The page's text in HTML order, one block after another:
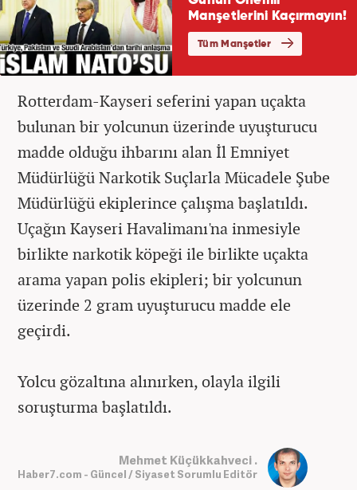
Rotterdam-Kayseri seferini yapan uçakta
bulunan bir yolcunun üzerinde uyuşturucu
madde olduğu ihbarını alan İl Emniyet
Müdürlüğü Narkotik Suçlarla Mücadele Şube
Müdürlüğü ekiplerince çalışma başlatıldı.
Uçağın Kayseri Havalimanı'na inmesiyle
birlikte narkotik köpeği ile birlikte uçakta
arama yapan polis ekipleri; bir yolcunun
üzerinde 2 gram uyuşturucu madde ele
geçirdi.
Yolcu gözaltına alınırken, olayla ilgili
soruşturma başlatıldı.
Mehmet Küçükkahveci .
Haber7.com - Güncel / Siyaset Sorumlu Editör